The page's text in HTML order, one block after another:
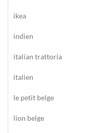
ikea
indien
italian trattoria
italien
le petit belge
lion belge